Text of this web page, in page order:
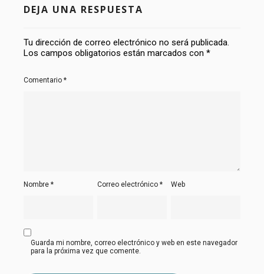
DEJA UNA RESPUESTA
Tu dirección de correo electrónico no será publicada.
Los campos obligatorios están marcados con *
Comentario *
Nombre * Correo electrónico* Web
Guarda mi nombre, correo electrónico y web en este navegador
para la próxima vez que comente.